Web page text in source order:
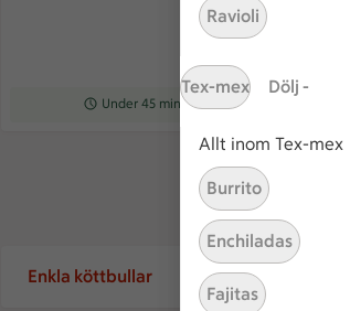
Ravioli
Tex-mex Dölj -
Allt inom Tex-mex
Burrito
Enchiladas
Fajitas
Receptet tar Under 45 min att tillaga
Under 45 min Receptet har Enkel
Enkel
Enkla köttbullar